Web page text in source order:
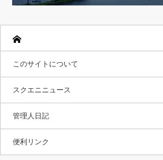
このサイトについて
スクエニニュース
管理人日記
便利リンク